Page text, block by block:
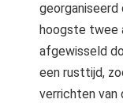
hoogste twee
afgewisseld
een rusttijd,
verrichten van